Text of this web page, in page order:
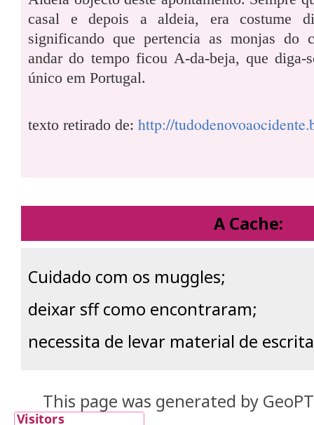
casal e depois a aldeia, era costume
significando que pertencia as monjas do
andar do tempo ficou A-da-beja, que diga-
único em Portugal.
texto retirado de: http://
A Cache:
Cuidado com os muggles;
deixar sff como encontraram;
necessita de levar material de
This page was generated by